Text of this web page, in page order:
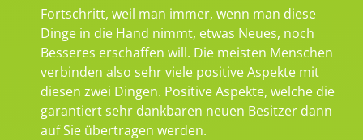
Fortschritt, weil man immer, wenn man diese
Dinge in die Hand nimmt, etwas Neues, noch
Besseres erschaffen will. Die meisten Menschen
verbinden also sehr viele positive Aspekte mit
diesen zwei Dingen. Positive Aspekte, welche die
garantiert sehr dankbaren neuen Besitzer dann
auf Sie übertragen werden.